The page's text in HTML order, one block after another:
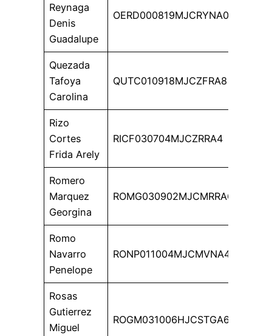
Reynaga
Denis
Guadalupe
OERD000819MJCRYNA0
Quezada
Tafoya
Carolina
QUTC010918MJCZFRA8
Rizo
Cortes
Frida Arely
RICF030704MJCZRRA4
Romero
Marquez
Georgina
ROMG030902MJCMRRA6
Romo
Navarro
Penelope
RONP011004MJCMVNA4
Rosas
Gutierrez
Miguel
ROGM031006HJCSTGA6